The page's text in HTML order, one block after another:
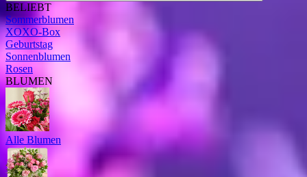
BELIEBT
Sommerblumen
XOXO-Box
Geburtstag
Sonnenblumen
Rosen
BLUMEN
Alle Blumen